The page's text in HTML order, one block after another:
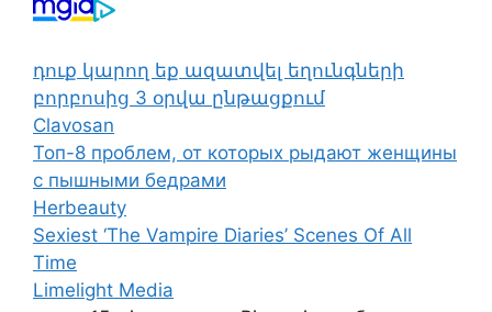
դուք կարող եք ազատվել եղունգների
բորբոսից 3 օրվա ընթացքում
Clavosan
Топ-8 проблем, от которых рыдают женщины
с пышными бедрами
Herbeauty
Sexiest ‘The Vampire Diaries’ Scenes Of All
Time
Limelight Media